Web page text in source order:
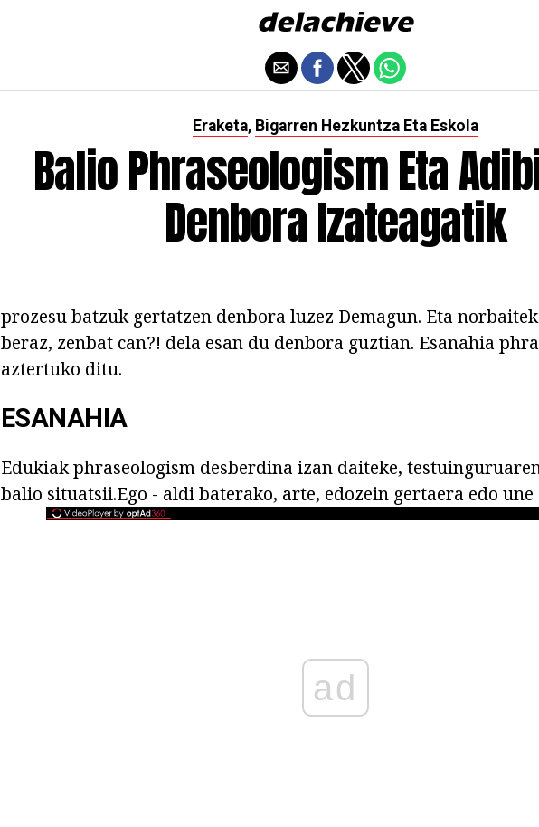
Eraketa, Bigarren Hezkuntza Eta Eskola
Balio Phraseologism Eta
Denbora Izateagatik
prozesu batzuk gertatzen denbora luzez Demagun. Eta
beraz, zenbat can?! dela esan du denbora guztian. Esanahia
aztertuko ditu.
ESANAHIA
Edukiak phraseologism desberdina izan daiteke,
balio situatsii.Ego - aldi baterako, arte, edozein gertaera edo
ad